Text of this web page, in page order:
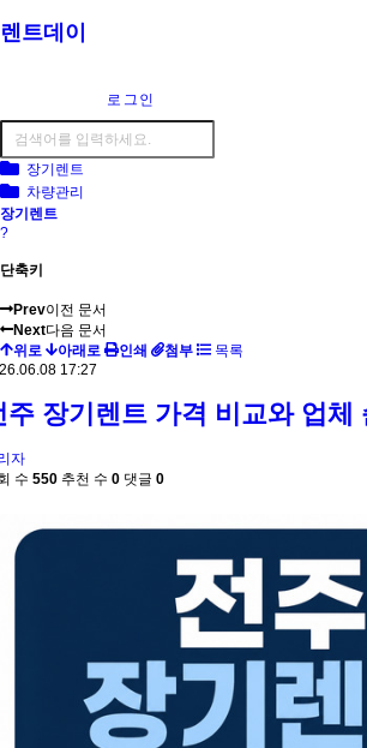
렌트데이
로그인
장기렌트
차량관리
장기렌트
?
단축키
Prev이전 문서
Next다음 문서
위로
아래로 인쇄 첨부
목록
17:27
주 장기렌트 가격 비교와 업체
자
수 550 추천 수 0 댓글 0